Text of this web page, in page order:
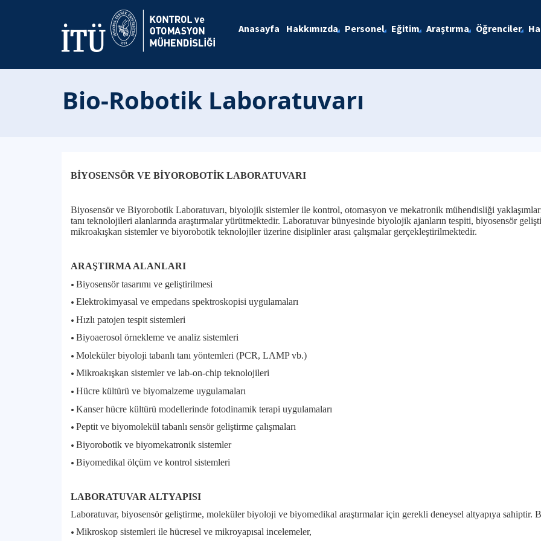
Anasayfa Hakkımızda Personel Eğitim Araştırma Öğrenciler
Bio-Robotik Laboratuvarı
BİYOSENSÖR VE BİYOROBOTİK LABORATUVARI
Biyosensör ve Biyorobotik Laboratuvarı, biyolojik sistemler ile kontrol, otomasyon ve mekatronik mühendisliği
tanı teknolojileri alanlarında araştırmalar yürütmektedir. Laboratuvar bünyesinde biyolojik ajanların tespiti, biyosensör
mikroakışkan sistemler ve biyorobotik teknolojiler üzerine disiplinler arası çalışmalar gerçekleştirilmektedir.
ARAŞTIRMA ALANLARI
• Biyosensör tasarımı ve geliştirilmesi
• Elektrokimyasal ve empedans spektroskopisi uygulamaları
• Hızlı patojen tespit sistemleri
• Biyoaerosol örnekleme ve analiz sistemleri
• Moleküler biyoloji tabanlı tanı yöntemleri (PCR, LAMP vb.)
• Mikroakışkan sistemler ve lab-on-chip teknolojileri
• Hücre kültürü ve biyomalzeme uygulamaları
• Kanser hücre kültürü modellerinde fotodinamik terapi uygulamaları
• Peptit ve biyomolekül tabanlı sensör geliştirme çalışmaları
• Biyorobotik ve biyomekatronik sistemler
• Biyomedikal ölçüm ve kontrol sistemleri
LABORATUVAR ALTYAPISI
Laboratuvar, biyosensör geliştirme, moleküler biyoloji ve biyomedikal araştırmalar için gerekli deneysel altyapıya sahiptir.
• Mikroskop sistemleri ile hücresel ve mikroyapısal incelemeler,